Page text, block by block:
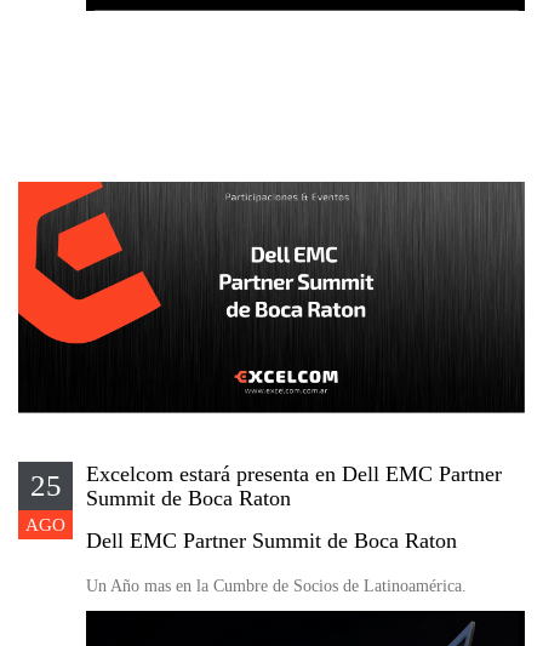
25
AGO
Excelcom estará presenta en Dell EMC Partner
Summit de Boca Raton
Dell EMC Partner Summit de Boca Raton
Un Año mas en la Cumbre de Socios de Latinoamérica.